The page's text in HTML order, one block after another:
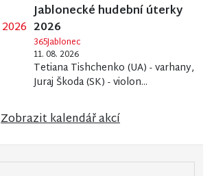
Jablonecké hudební úterky
2026
365Jablonec
11. 08. 2026
Tetiana Tishchenko (UA) - varhany,
Juraj Škoda (SK) - violon...
Zobrazit kalendář akcí